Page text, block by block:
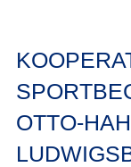
OTTO-